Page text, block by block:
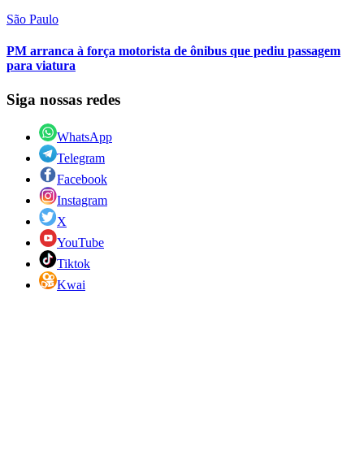
São Paulo
PM arranca à força motorista de ônibus que pediu passagem
para viatura
Siga nossas redes
WhatsApp
Telegram
Facebook
Instagram
X
YouTube
Tiktok
Kwai